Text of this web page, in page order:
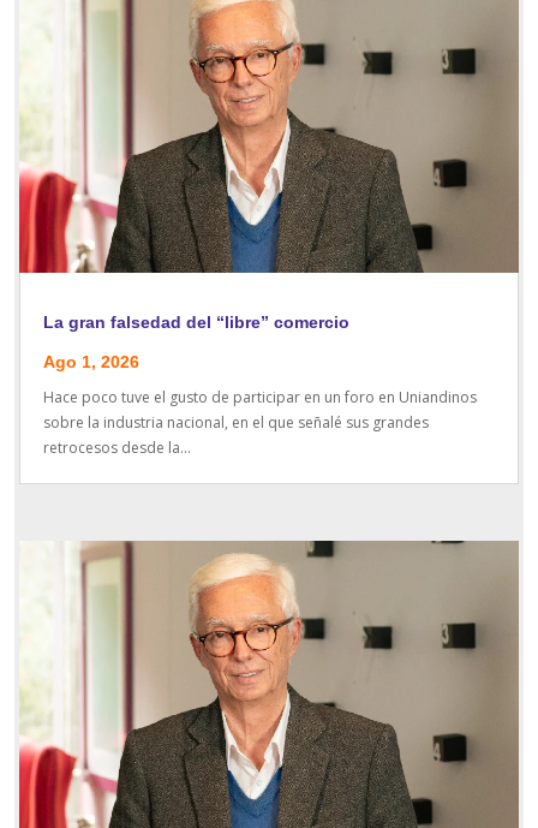
La gran falsedad del “libre” comercio
Ago 1, 2026
Hace poco tuve el gusto de participar en un foro en Uniandinos
sobre la industria nacional, en el que señalé sus grandes
retrocesos desde la...